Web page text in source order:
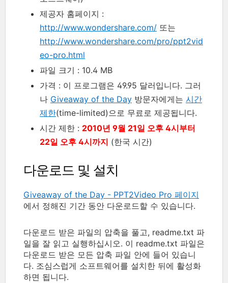
제공자 홈페이지 :
http://www.wondershare.com/ 또는
http://www.wondershare.com/pro/ppt2vid
eo-pro.html
파일 크기 : 10.4 MB
가격 : 이 프로그램은 49.95 달러입니다. 그러
나 Giveaway of the Day 방문자에게는 시간
제한(time-limited)으로 무료로 제공됩니다.
시간 제한 : 2010년 9월 21일 오후 4시부터
22일 오후 4시까지 (한국 시간)
다운로드 및 설치
Giveaway of the Day - PPT2Video Pro 페이지
에서 정해진 기간 동안 다운로드할 수 있습니다.
다운로드 받은 파일의 압축을 풀고, readme.txt 파
일을 잘 읽고 실행하십시오. 이 readme.txt 파일은
다운로드 받은 모든 압축 파일 안에 들어 있습니
다. 조심스럽게 소프트웨어를 설치한 뒤에 활성화
하면 됩니다.